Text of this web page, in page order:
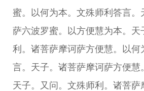
蜜。以何为本。文殊师利答言。
萨六波罗蜜。以方便慧为本。天
利。诸菩萨摩诃萨方便慧。以何
言。天子。诸菩萨摩诃萨方便慧
天子。又问。文殊师利。诸菩萨